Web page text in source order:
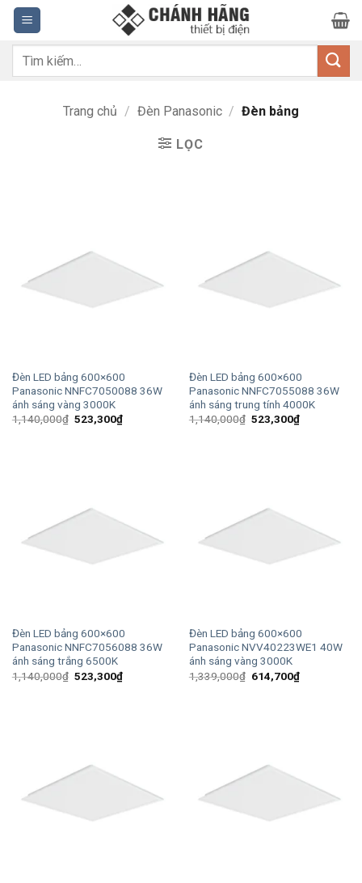
Bỏ
qua
nội
dung
Tìm
Trang chủ / Đèn Panasonic / Đèn bảng
LỌC
Đèn LED bảng 600×600
Panasonic NNFC7050088 36W
ánh sáng vàng 3000K
1,140,000₫ Giá
523,300₫Giá
hiện
Đèn LED bảng 600×600
Panasonic NNFC7055088 36W
ánh sáng trung tính 4000K
1,140,000₫ Giá
523,300₫Giá
hiện
Đèn LED bảng 600×600
Panasonic NNFC7056088 36W
ánh sáng trắng 6500K
1,140,000₫ Giá
523,300₫Giá
hiện
Đèn LED bảng 600×600
Panasonic NVV40223WE1 40W
ánh sáng vàng 3000K
1,339,000₫ Giá
614,700₫Giá
hiện